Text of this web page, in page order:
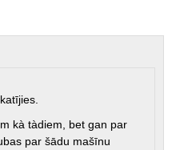
kà tàdiem, bet gan par
par šādu mašīnu